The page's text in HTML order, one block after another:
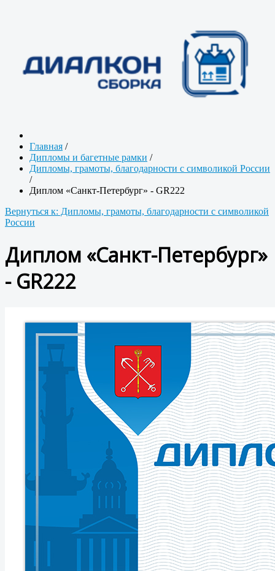
Главная /
Дипломы и багетные рамки /
Дипломы, грамоты, благодарности с символикой России
/
Диплом «Санкт-Петербург» - GR222
Вернуться к: Дипломы, грамоты, благодарности с символикой
России
Диплом «Санкт-Петербург»
- GR222